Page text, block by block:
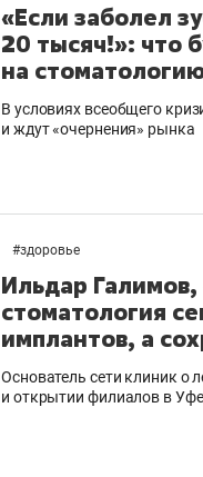
«Если заболел
20 тысяч!»: что
на
В условиях всеобщего
и ждут «очернения» рынка
#здоровье
Ильдар
стоматология
имплантов, а
Основатель сети клиник о
и открытии филиалов в